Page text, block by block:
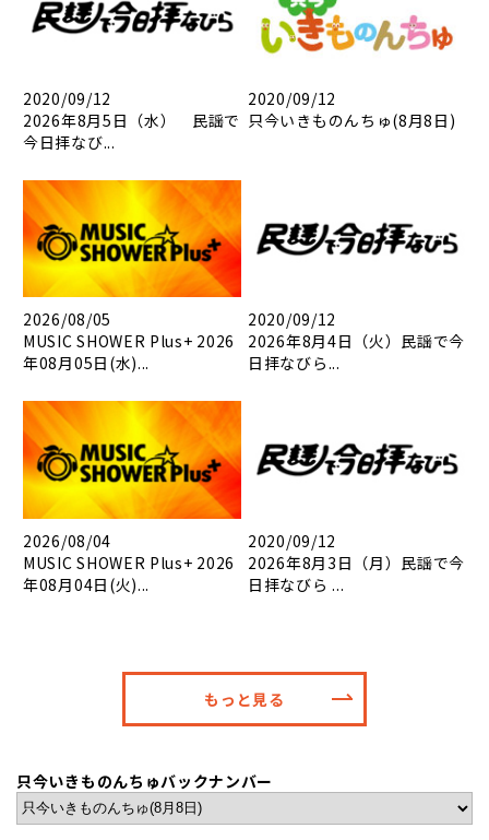
2020/09/12
2026年8月5日（水） 民謡で
今日拝なび...
2020/09/12
只今いきものんちゅ(8月8日)
2026/08/05
MUSIC SHOWER Plus+ 2026
年08月05日(水)...
2020/09/12
2026年8月4日（火）民謡で今
日拝なびら...
2026/08/04
MUSIC SHOWER Plus+ 2026
年08月04日(火)...
2020/09/12
2026年8月3日（月）民謡で今
日拝なびら ...
もっと見る
只今いきものんちゅバックナンバー